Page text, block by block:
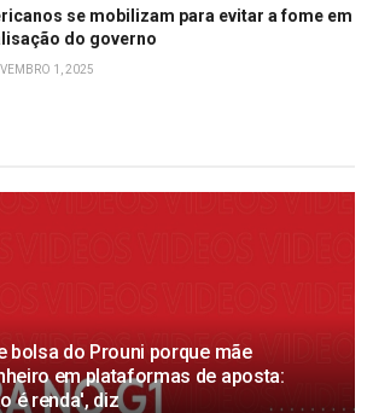
se mobilizam para evitar a fome em
do governo
1, 2025
bolsa do Prouni porque mãe
em plataformas de aposta:
é renda', diz